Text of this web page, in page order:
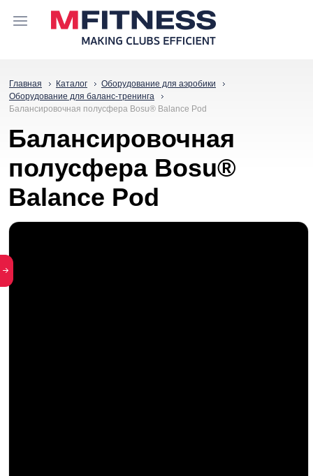
Главная Каталог
Оборудование для аэробики
Оборудование для баланс-тренинга
Балансировочная полусфера Bosu® Balance Pod
Балансировочная
полусфера Bosu®
Balance Pod